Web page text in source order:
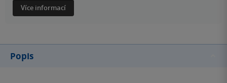
Více informací
Popis